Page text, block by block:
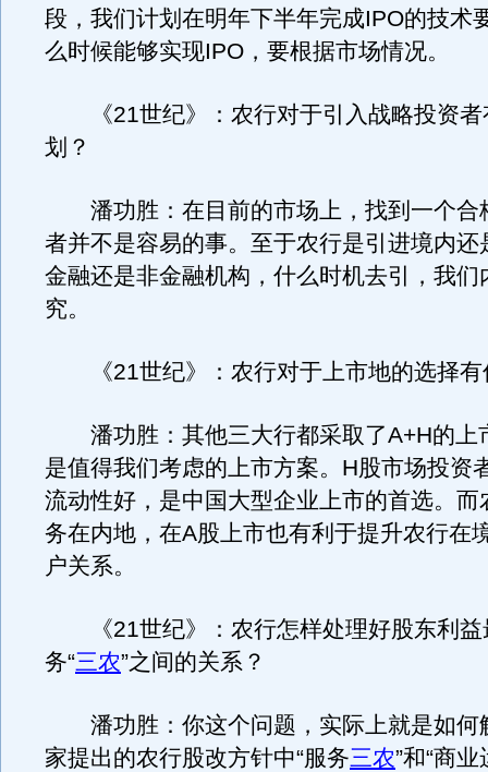
段，我们计划在明年下半年完成IPO的技术
么时候能够实现IPO，要根据市场情况。
《21世纪》：农行对于引入战略投资者
划？
潘功胜：在目前的市场上，找到一个合
者并不是容易的事。至于农行是引进境内还
金融还是非金融机构，什么时机去引，我们
究。
《21世纪》：农行对于上市地的选择有
潘功胜：其他三大行都采取了A+H的上
是值得我们考虑的上市方案。H股市场投资
流动性好，是中国大型企业上市的首选。而
务在内地，在A股上市也有利于提升农行在
户关系。
《21世纪》：农行怎样处理好股东利益
务“三农”之间的关系？
潘功胜：你这个问题，实际上就是如何
家提出的农行股改方针中“服务三农”和“商